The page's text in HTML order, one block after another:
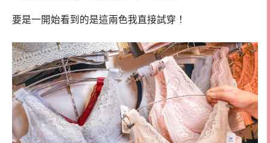
要是一開始看到的是這兩色我直接試穿！